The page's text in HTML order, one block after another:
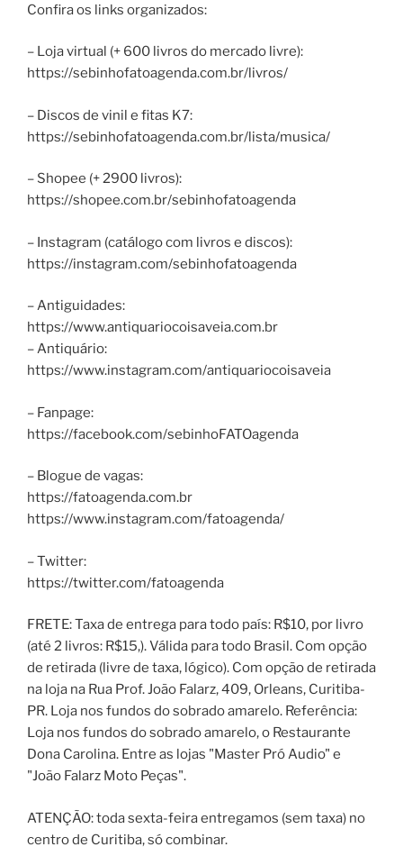
Confira os links organizados:
– Loja virtual (+ 600 livros do mercado livre):
https://sebinhofatoagenda.com.br/livros/
– Discos de vinil e fitas K7:
https://sebinhofatoagenda.com.br/lista/musica/
– Shopee (+ 2900 livros):
https://shopee.com.br/sebinhofatoagenda
– Instagram (catálogo com livros e discos):
https://instagram.com/sebinhofatoagenda
– Antiguidades:
https://www.antiquariocoisaveia.com.br
– Antiquário:
https://www.instagram.com/antiquariocoisaveia
– Fanpage:
https://facebook.com/sebinhoFATOagenda
– Blogue de vagas:
https://fatoagenda.com.br
https://www.instagram.com/fatoagenda/
– Twitter:
https://twitter.com/fatoagenda
FRETE: Taxa de entrega para todo país: R$10, por livro
(até 2 livros: R$15,). Válida para todo Brasil. Com opção
de retirada (livre de taxa, lógico). Com opção de retirada
na loja na Rua Prof. João Falarz, 409, Orleans, Curitiba-
PR. Loja nos fundos do sobrado amarelo. Referência:
Loja nos fundos do sobrado amarelo, o Restaurante
Dona Carolina. Entre as lojas "Master Pró Audio" e
"João Falarz Moto Peças".
ATENÇÃO: toda sexta-feira entregamos (sem taxa) no
centro de Curitiba, só combinar.